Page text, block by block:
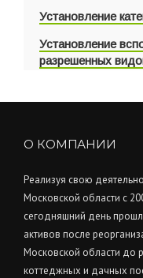
Установление
Установление
разрешенных
О КОМПАНИИ
Реализуя свою
Московской области с
сегодняшний день
активов после
Московской области до
коттеджных и дачных